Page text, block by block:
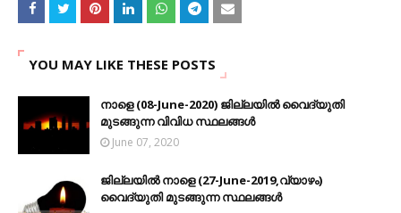
YOU MAY LIKE THESE POSTS
നാളെ (08-June-2020) ജില്ലയിൽ വൈദ്യുതി
മുടങ്ങുന്ന വിവിധ സ്ഥലങ്ങൾ
June 07, 2020
ജില്ലയിൽ നാളെ (27-June-2019,വ്യാഴം)
വൈദ്യുതി മുടങ്ങുന്ന സ്ഥലങ്ങൾ